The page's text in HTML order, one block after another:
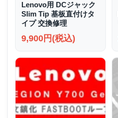
Lenovo用 DCジャック
Slim Tip 基板直付けタ
イプ 交換修理
9,900円(税込)